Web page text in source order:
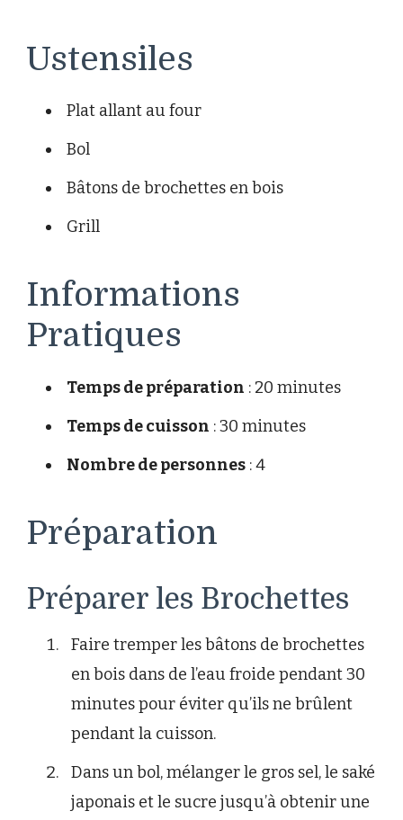
Ustensiles
Plat allant au four
Bol
Bâtons de brochettes en bois
Grill
Informations
Pratiques
Temps de préparation : 20 minutes
Temps de cuisson : 30 minutes
Nombre de personnes : 4
Préparation
Préparer les Brochettes
Faire tremper les bâtons de brochettes
en bois dans de l’eau froide pendant 30
minutes pour éviter qu’ils ne brûlent
pendant la cuisson.
Dans un bol, mélanger le gros sel, le saké
japonais et le sucre jusqu’à obtenir une